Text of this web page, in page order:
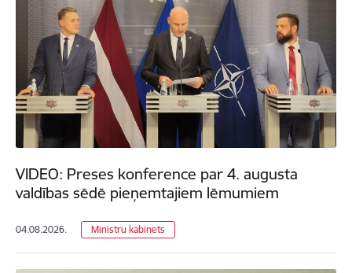
VIDEO: Preses konference par 4. augusta
valdības sēdē pieņemtajiem lēmumiem
04.08.2026. Ministru kabinets